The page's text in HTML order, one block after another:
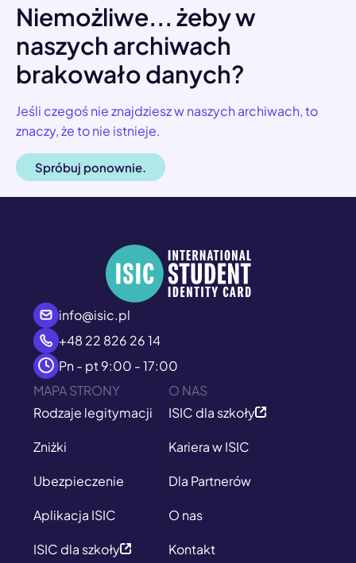
Niemożliwe... żeby w
naszych archiwach
brakowało danych?
Jeśli czegoś nie znajdziesz w naszych archiwach, to
znaczy, że to nie istnieje.
Spróbuj ponownie.
info@isic.pl
+48 22 826 26 14
Pn - pt 9:00 - 17:00
MAPA STRONY
Rodzaje legitymacji
Zniżki
Ubezpieczenie
Aplikacja ISIC
ISIC dla szkoły
O NAS
ISIC dla szkoły
Kariera w ISIC
Dla Partnerów
O nas
Kontakt